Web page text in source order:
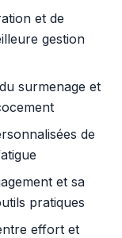
et de
gestion
surmenage et
de
et sa
pratiques
effort et